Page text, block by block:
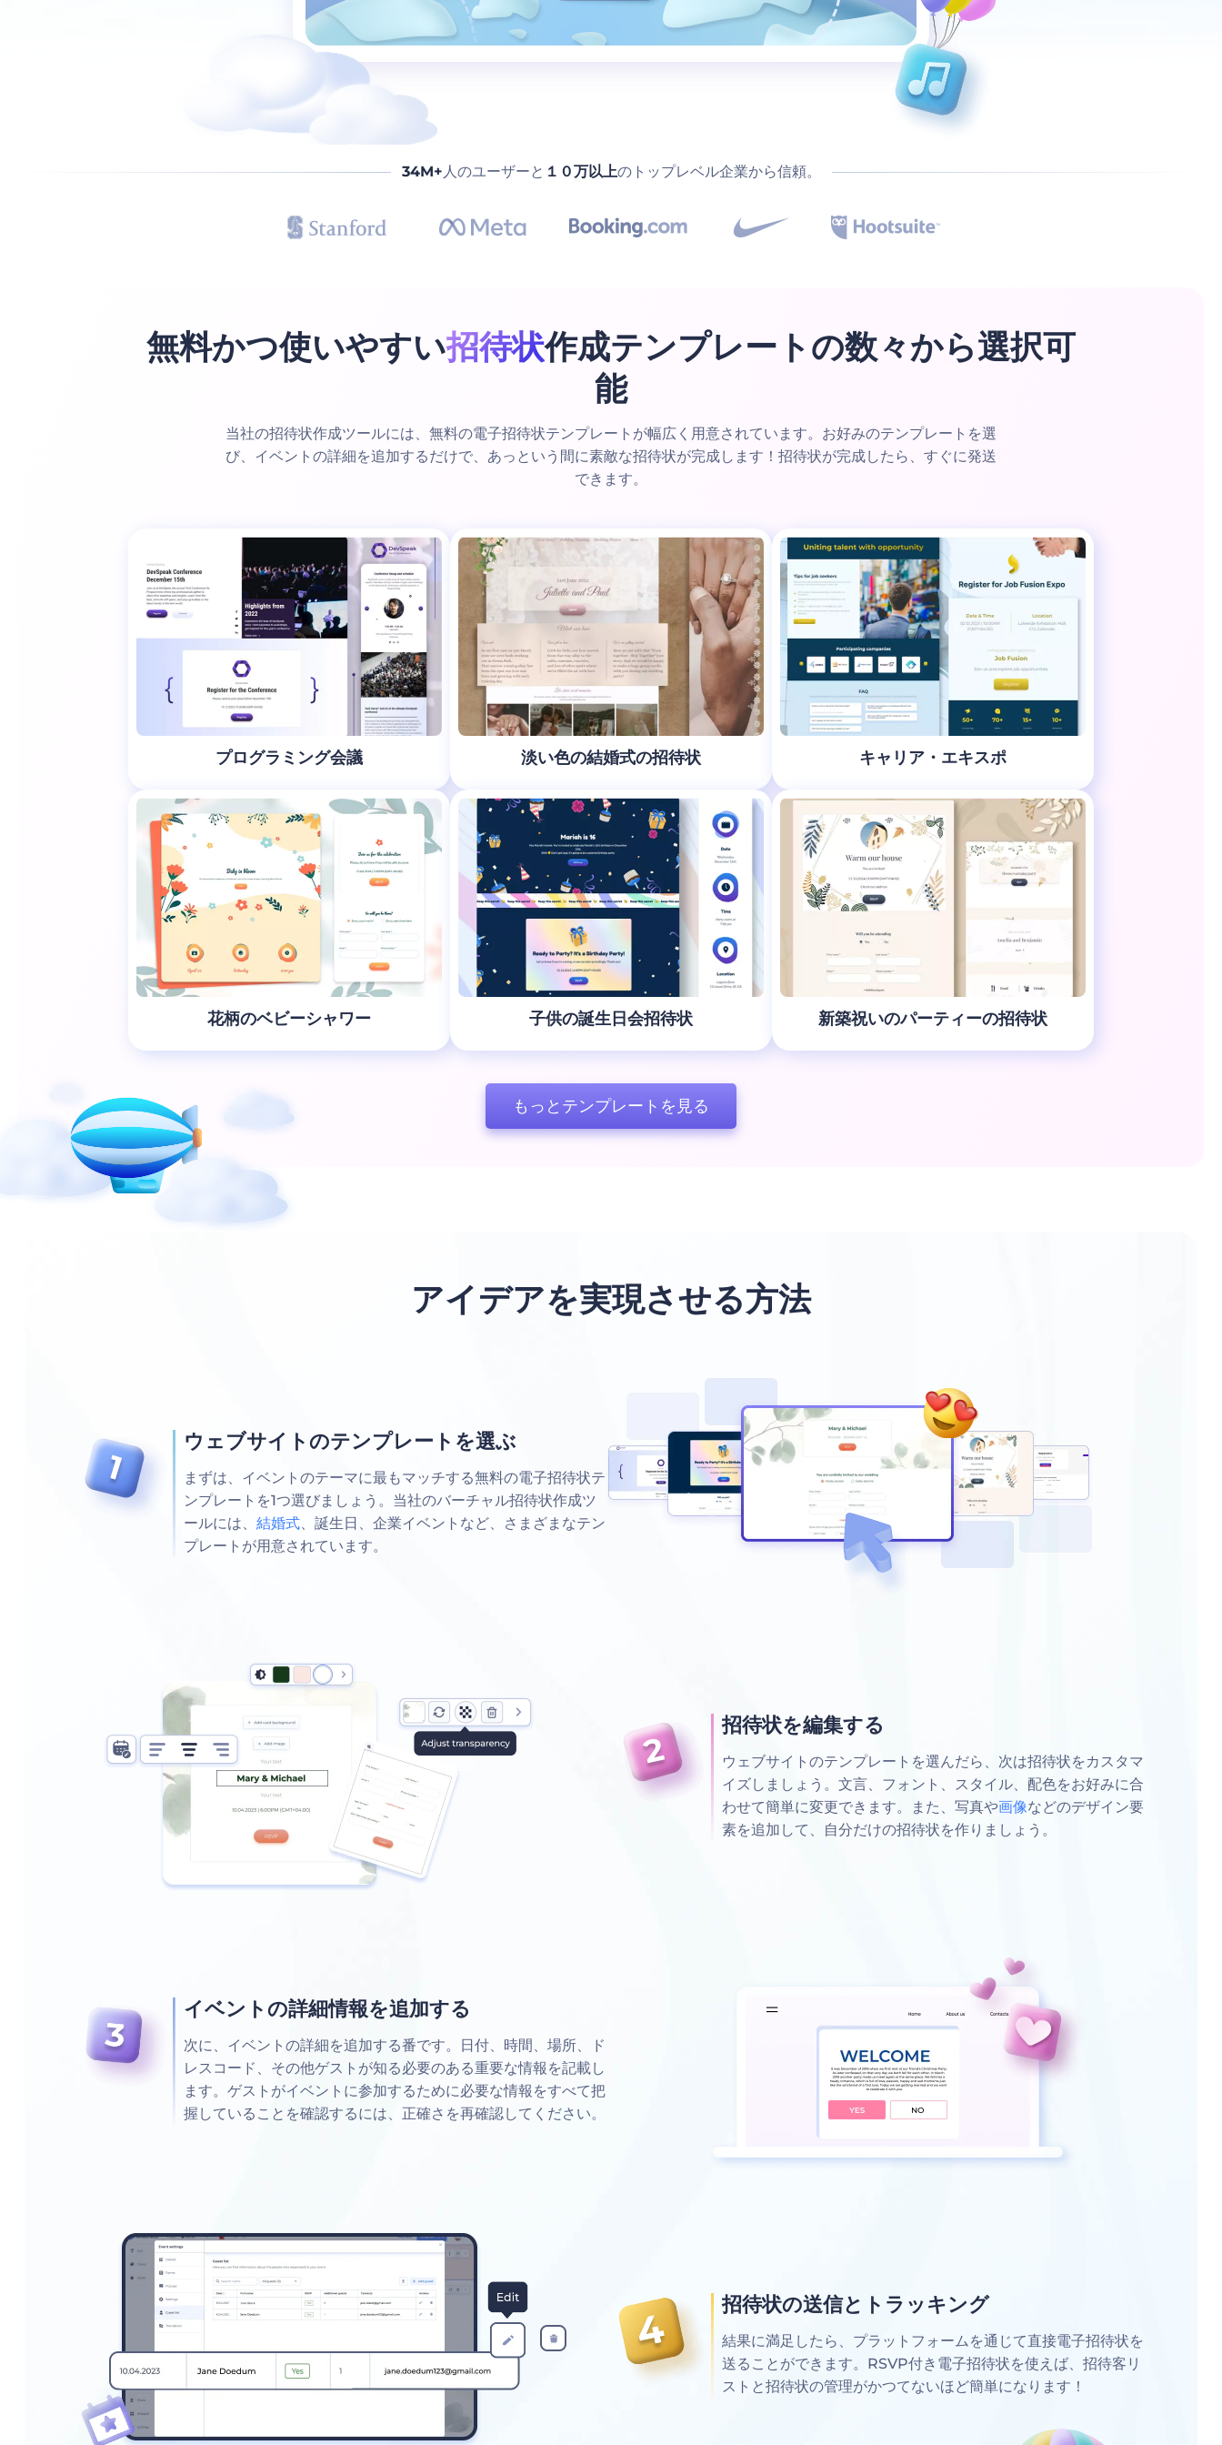
34M+人のユーザーと １０万以上のトップレベル企業から信頼。
無料かつ使いやすい招待状作成テンプレートの数々から選択可
能
当社の招待状作成ツールには、無料の電子招待状テンプレートが幅広く用意されています。お好みのテンプレートを選
び、イベントの詳細を追加するだけで、あっという間に素敵な招待状が完成します！招待状が完成したら、すぐに発送
できます。
プログラミング会議 淡い色の結婚式の招待状 キャリア・エキスポ
花柄のベビーシャワー 子供の誕生日会招待状 新築祝いのパーティーの招待状
もっとテンプレートを見る
アイデアを実現させる方法
ウェブサイトのテンプレートを選ぶ
まずは、イベントのテーマに最もマッチする無料の電子招待状テ
ンプレートを1つ選びましょう。当社のバーチャル招待状作成ツ
ールには、 結婚式、誕生日、企業イベントなど、さまざまなテン
プレートが用意されています。
招待状を編集する
ウェブサイトのテンプレートを選んだら、次は招待状をカスタマ
イズしましょう。文言、フォント、スタイル、配色をお好みに合
わせて簡単に変更できます。また、写真や画像などのデザイン要
素を追加して、自分だけの招待状を作りましょう。
イベントの詳細情報を追加する
次に、イベントの詳細を追加する番です。日付、時間、場所、ド
レスコード、その他ゲストが知る必要のある重要な情報を記載し
ます。ゲストがイベントに参加するために必要な情報をすべて把
握していることを確認するには、正確さを再確認してください。
招待状の送信とトラッキング
結果に満足したら、プラットフォームを通じて直接電子招待状を
送ることができます。RSVP付き電子招待状を使えば、招待客リ
ストと招待状の管理がかつてないほど簡単になります！